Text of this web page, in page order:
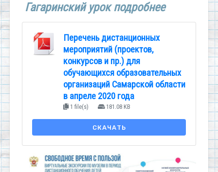
Гагаринский урок подробнее
Перечень дистанционных
мероприятий (проектов,
конкурсов и пр.) для
обучающихся образовательных
организаций Самарской области
в апреле 2020 года
1 file(s) 181.08 KB
СКАЧАТЬ